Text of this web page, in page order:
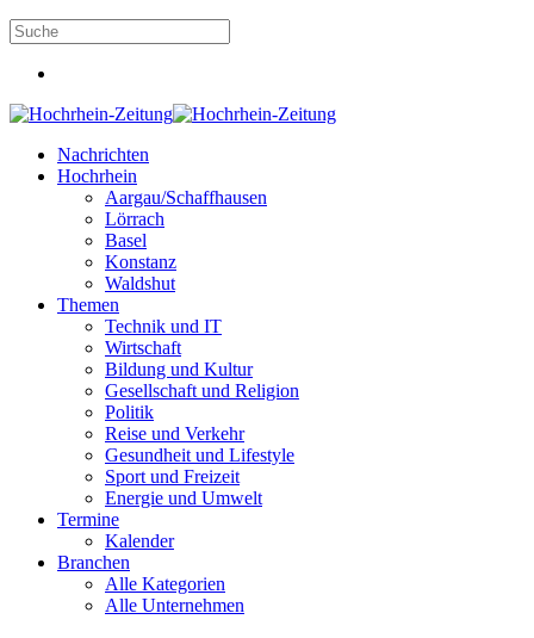
Nachrichten
Hochrhein
Aargau/Schaffhausen
Lörrach
Basel
Konstanz
Waldshut
Themen
Technik und IT
Wirtschaft
Bildung und Kultur
Gesellschaft und Religion
Politik
Reise und Verkehr
Gesundheit und Lifestyle
Sport und Freizeit
Energie und Umwelt
Termine
Kalender
Branchen
Alle Kategorien
Alle Unternehmen